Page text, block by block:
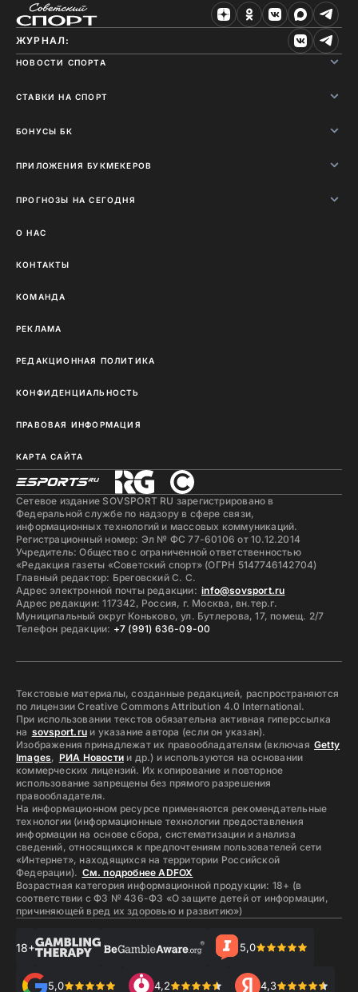
ЖУРНАЛ:
НОВОСТИ СПОРТА
СТАВКИ НА СПОРТ
БОНУСЫ БК
ПРИЛОЖЕНИЯ БУКМЕКЕРОВ
ПРОГНОЗЫ НА СЕГОДНЯ
О НАС
КОНТАКТЫ
КОМАНДА
РЕКЛАМА
РЕДАКЦИОННАЯ ПОЛИТИКА
КОНФИДЕНЦИАЛЬНОСТЬ
ПРАВОВАЯ ИНФОРМАЦИЯ
КАРТА САЙТА
Сетевое издание SOVSPORT RU зарегистрировано в
Федеральной службе по надзору в сфере связи,
информационных технологий и массовых коммуникаций.
Регистрационный номер: Эл № ФС 77-60106 от 10.12.2014
Учредитель: Общество с ограниченной ответственностью
«Редакция газеты «Советский спорт» (ОГРН 5147746142704)
Главный редактор: Бреговский С. С.
Адрес электронной почты редакции: info@sovsport.ru
Адрес редакции: 117342, Россия, г. Москва, вн.тер.г.
Муниципальный округ Коньково, ул. Бутлерова, 17, помещ. 2/7
Телефон редакции: +7 (991) 636-09-00
Текстовые материалы, созданные редакцией, распространяются
по лицензии Creative Commons Attribution 4.0 International.
При использовании текстов обязательна активная гиперссылка
на sovsport.ruи указание автора (если он указан).
Изображения принадлежат их правообладателям (включая Getty
Images, РИА Новости и др.) и используются на основании
коммерческих лицензий. Их копирование и повторное
использование запрещены без прямого разрешения
правообладателя.
На информационном ресурсе применяются рекомендательные
технологии (информационные технологии предоставления
информации на основе сбора, систематизации и анализа
сведений, относящихся к предпочтениям пользователей сети
«Интернет», находящихся на территории Российской
Федерации). См. подробнее ADFOX
Возрастная категория информационной продукции: 18+ (в
соответствии с ФЗ № 436-ФЗ «О защите детей от информации,
причиняющей вред их здоровью и развитию»)
18+ 5,0
5,0 4,2 4,3